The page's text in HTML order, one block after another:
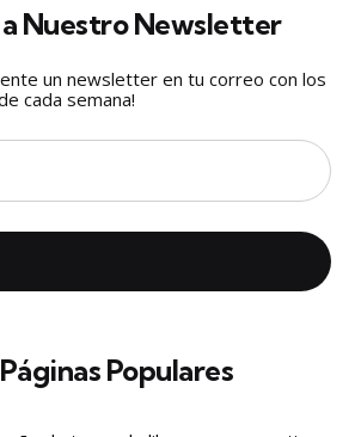
Nuestro Newsletter
un newsletter en tu correo con los
cada semana!
Populares